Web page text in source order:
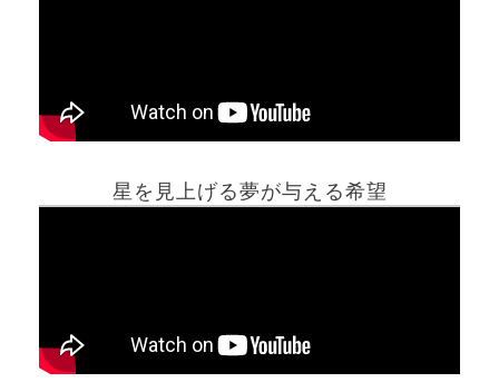
星を見上げる夢が与える希望